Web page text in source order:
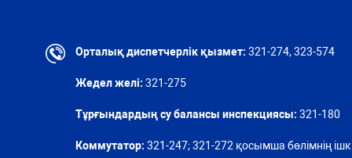
Орталық диспетчерлік қызмет: 321-274, 323-574
Жедел желі: 321-275
Тұрғындардың су балансы инспекциясы: 321-180
Коммутатор: 321-247; 321-272 қосымша бөлімнің ішкі